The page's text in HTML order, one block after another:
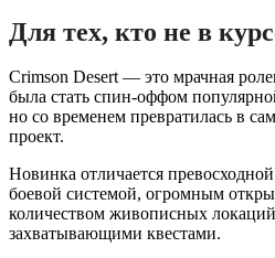
Для тех, кто не в
Crimson Desert — это мрачная
была стать спин-оффом
но со временем превратилась в
проект.
Новинка отличается
боевой системой, огромным
количеством живописных
захватывающими квестами.